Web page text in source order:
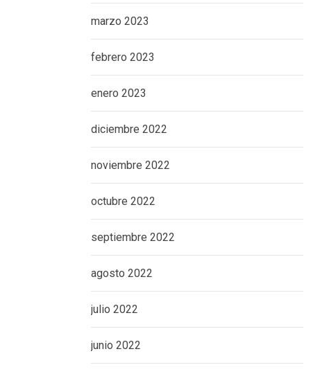
marzo 2023
febrero 2023
enero 2023
diciembre 2022
noviembre 2022
octubre 2022
septiembre 2022
agosto 2022
julio 2022
junio 2022